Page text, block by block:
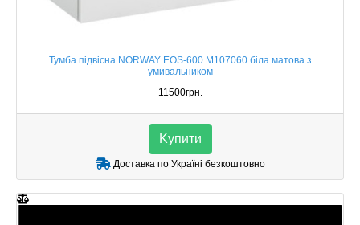
Тумба підвісна NORWAY EOS-600 М107060 біла матова з
умивальником
11500грн.
Kупити
Доставка по Україні безкоштовно